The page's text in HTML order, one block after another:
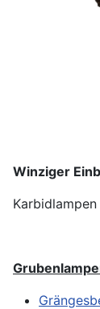
Winziger